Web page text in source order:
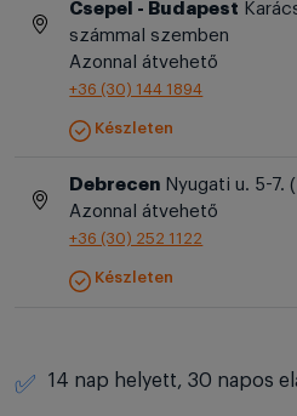
Csepel - Budapest
számmal szemben
Azonnal átvehető
+36 (30) 144 1894
Készleten
Debrecen Nyugati u. 5-7.
Azonnal átvehető
+36 (30) 252 1122
Készleten
✅ 14 nap helyett, 30 napos